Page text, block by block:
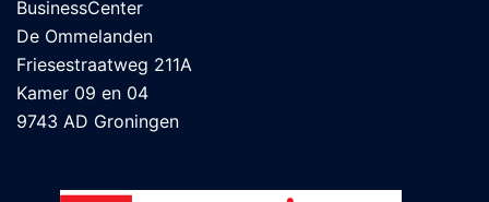
BusinessCenter
De Ommelanden
Friesestraatweg 211A
Kamer 09 en 04
9743 AD Groningen